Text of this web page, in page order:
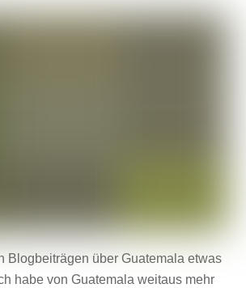
Blogbeiträgen über Guatemala etwas
habe von Guatemala weitaus mehr